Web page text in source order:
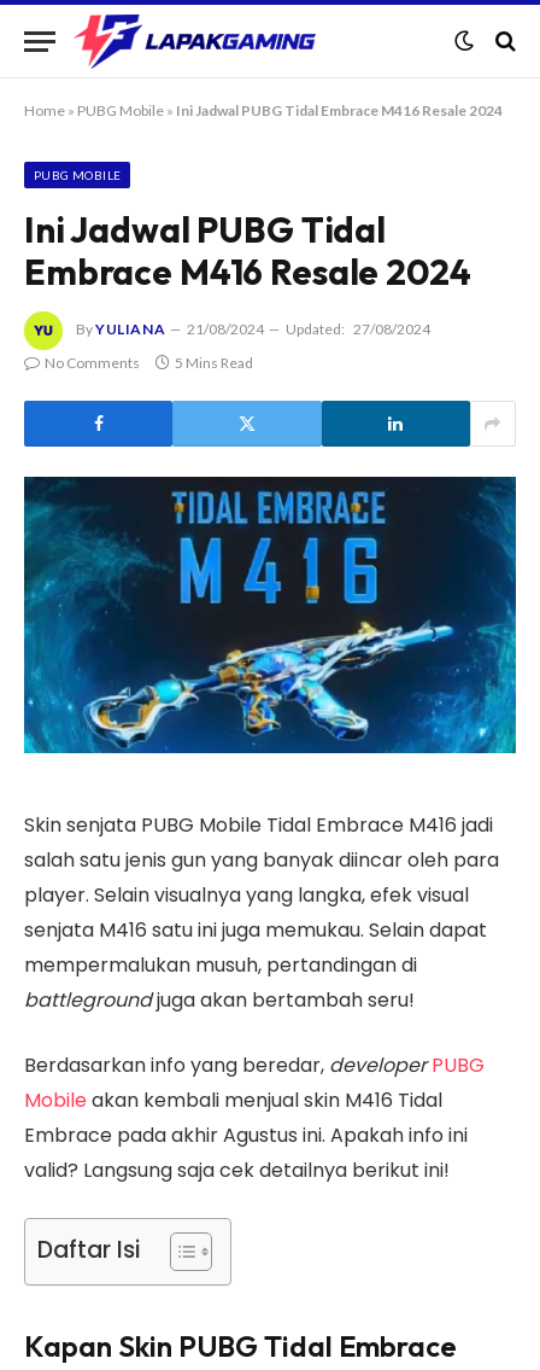
Home » PUBG Mobile » Ini Jadwal PUBG Tidal Embrace M416 Resale 2024
PUBG MOBILE
Ini Jadwal PUBG Tidal
Embrace M416 Resale 2024
ByYULIANA 21/08/2024 Updated: 27/08/2024
No Comments
5 Mins Read
Skin senjata PUBG Mobile Tidal Embrace M416 jadi
salah satu jenis gun yang banyak diincar oleh para
player. Selain visualnya yang langka, efek visual
senjata M416 satu ini juga memukau. Selain dapat
mempermalukan musuh, pertandingan di
battlegroundjuga akan bertambah seru!
Berdasarkan info yang beredar, developer PUBG
Mobileakan kembali menjual skin M416 Tidal
Embrace pada akhir Agustus ini. Apakah info ini
valid? Langsung saja cek detailnya berikut ini!
Daftar Isi
Kapan Skin PUBG Tidal Embrace